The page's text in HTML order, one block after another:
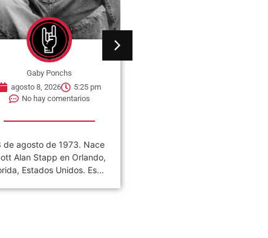
Gaby Ponchs
agosto 8, 2026
5:21 pm
No hay comentarios
de agosto de 1980. Se
el single «Ashes to
Es una canción...